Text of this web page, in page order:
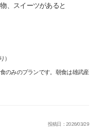
、スイーツがあると
）
のみのプランです。朝食は雄武産
投稿日：2026/03/29